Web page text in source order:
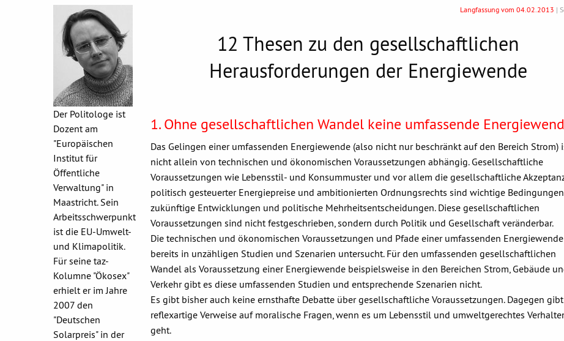
Der Politologe ist
Dozent am
"Europäischen
Institut für
Öffentliche
Verwaltung" in
Maastricht. Sein
Arbeitsschwerpunkt
ist die EU-Umwelt-
und Klimapolitik.
Für seine taz-
Kolumne "Ökosex"
erhielt er im Jahre
2007 den
"Deutschen
Solarpreis" in der
Langfassung vom 04.02.2013 |
12 Thesen zu den gesellschaftlichen
Herausforderungen der Energiewende
1. Ohne gesellschaftlichen Wandel keine umfassende
Das Gelingen einer umfassenden Energiewende (also nicht nur beschränkt auf den Bereich Strom)
nicht allein von technischen und ökonomischen Voraussetzungen abhängig. Gesellschaftliche
Voraussetzungen wie Lebensstil- und Konsummuster und vor allem die gesellschaftliche
politisch gesteuerter Energiepreise und ambitionierten Ordnungsrechts sind wichtige
zukünftige Entwicklungen und politische Mehrheitsentscheidungen. Diese gesellschaftlichen
Voraussetzungen sind nicht festgeschrieben, sondern durch Politik und Gesellschaft veränderbar.
Die technischen und ökonomischen Voraussetzungen und Pfade einer umfassenden
bereits in unzähligen Studien und Szenarien untersucht. Für den umfassenden gesellschaftlichen
Wandel als Voraussetzung einer Energiewende beispielsweise in den Bereichen Strom, Gebäude
Verkehr gibt es diese umfassenden Studien und entsprechende Szenarien nicht.
Es gibt bisher auch keine ernsthafte Debatte über gesellschaftliche Voraussetzungen. Dagegen
reflexartige Verweise auf moralische Fragen, wenn es um Lebensstil und umweltgerechtes
geht.